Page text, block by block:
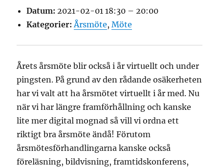
Datum: 2021-02-01 18:30 – 20:00
Kategorier: Årsmöte,Möte
Årets årsmöte blir också i år virtuellt och under
pingsten. På grund av den rådande osäkerheten
har vi valt att ha årsmötet virtuellt i år med. Nu
när vi har längre framförhållning och kanske
lite mer digital mognad så vill vi ordna ett
riktigt bra årsmöte ändå! Förutom
årsmötesförhandlingarna kanske också
föreläsning, bildvisning, framtidskonferens,